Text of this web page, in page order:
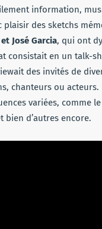
information,
plaisir des sketchs
José Garcia, qui ont
consistait en un talk-
des invités de
chanteurs ou
variées, comme le
bien d’autres encore.